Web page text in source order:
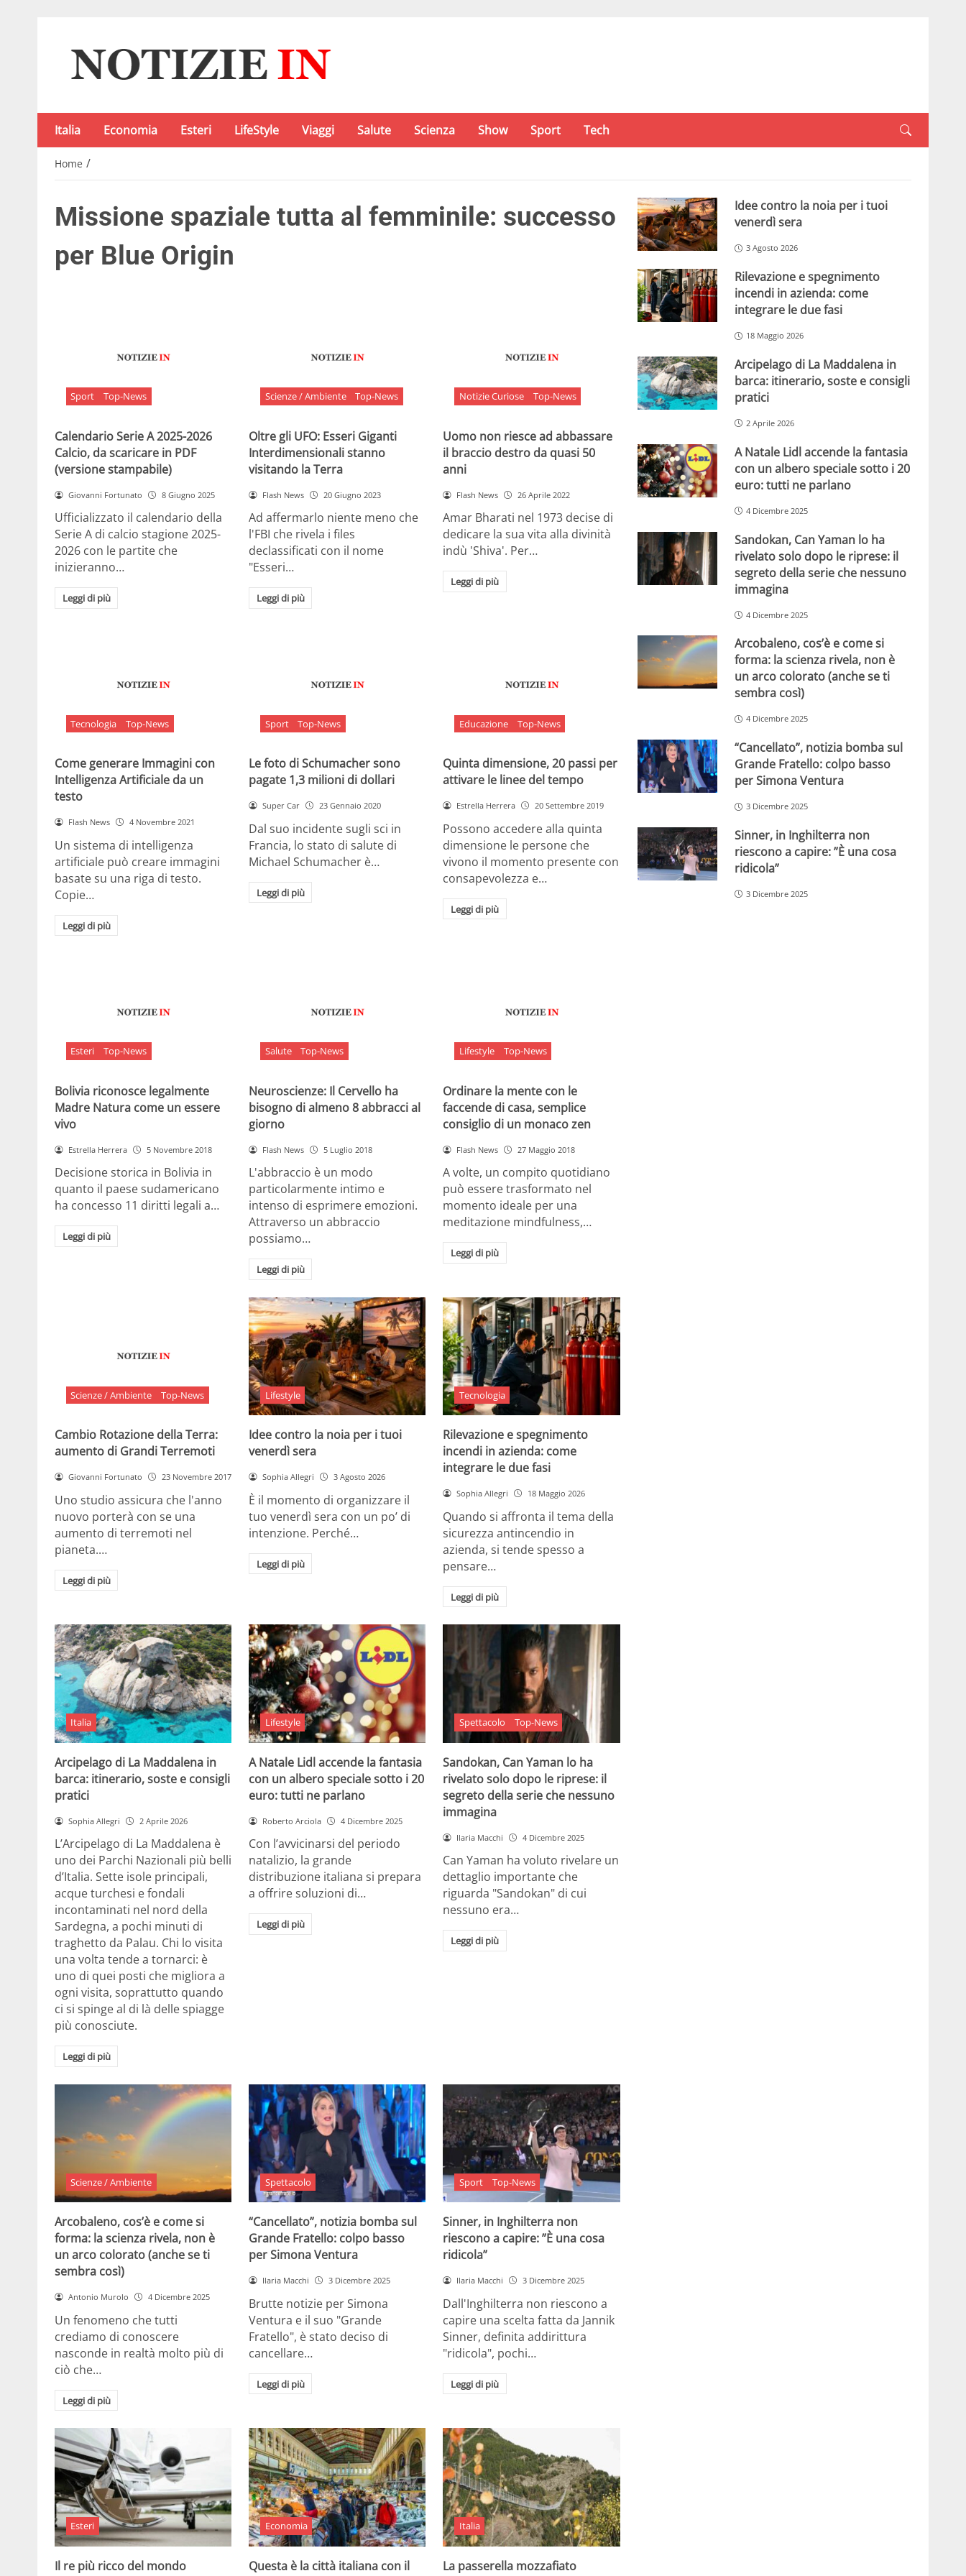
Italia Economia Esteri LifeStyle Viaggi Salute Scienza Show Sport Tech
Home /
Missione spaziale tutta al femminile: successo
per Blue Origin
Sport Top-News
Calendario Serie A 2025-2026
Calcio, da scaricare in PDF
(versione stampabile)
Giovanni Fortunato 8 Giugno 2025
Ufficializzato il calendario della
Serie A di calcio stagione 2025-
2026 con le partite che
inizieranno…
Leggi di più
Scienze / Ambiente Top-News
Oltre gli UFO: Esseri Giganti
Interdimensionali stanno
visitando la Terra
Flash News 20 Giugno 2023
Ad affermarlo niente meno che
l'FBI che rivela i files
declassificati con il nome
"Esseri…
Leggi di più
Notizie Curiose Top-News
Uomo non riesce ad abbassare
il braccio destro da quasi 50
anni
Flash News 26 Aprile 2022
Amar Bharati nel 1973 decise di
dedicare la sua vita alla divinità
indù 'Shiva'. Per…
Leggi di più
Tecnologia Top-News
Come generare Immagini con
Intelligenza Artificiale da un
testo
Flash News 4 Novembre 2021
Un sistema di intelligenza
artificiale può creare immagini
basate su una riga di testo.
Copie…
Leggi di più
Sport Top-News
Le foto di Schumacher sono
pagate 1,3 milioni di dollari
Super Car 23 Gennaio 2020
Dal suo incidente sugli sci in
Francia, lo stato di salute di
Michael Schumacher è…
Leggi di più
Educazione Top-News
Quinta dimensione, 20 passi per
attivare le linee del tempo
Estrella Herrera 20 Settembre 2019
Possono accedere alla quinta
dimensione le persone che
vivono il momento presente con
consapevolezza e…
Leggi di più
Esteri Top-News
Bolivia riconosce legalmente
Madre Natura come un essere
vivo
Estrella Herrera 5 Novembre 2018
Decisione storica in Bolivia in
quanto il paese sudamericano
ha concesso 11 diritti legali a…
Leggi di più
Salute Top-News
Neuroscienze: Il Cervello ha
bisogno di almeno 8 abbracci al
giorno
Flash News 5 Luglio 2018
L'abbraccio è un modo
particolarmente intimo e
intenso di esprimere emozioni.
Attraverso un abbraccio
possiamo…
Leggi di più
Lifestyle Top-News
Ordinare la mente con le
faccende di casa, semplice
consiglio di un monaco zen
Flash News 27 Maggio 2018
A volte, un compito quotidiano
può essere trasformato nel
momento ideale per una
meditazione mindfulness,…
Leggi di più
Scienze / Ambiente Top-News
Cambio Rotazione della Terra:
aumento di Grandi Terremoti
Giovanni Fortunato 23 Novembre 2017
Uno studio assicura che l'anno
nuovo porterà con se una
aumento di terremoti nel
pianeta.…
Leggi di più
Lifestyle
Idee contro la noia per i tuoi
venerdì sera
Sophia Allegri 3 Agosto 2026
È il momento di organizzare il
tuo venerdì sera con un po’ di
intenzione. Perché…
Leggi di più
Tecnologia
Rilevazione e spegnimento
incendi in azienda: come
integrare le due fasi
Sophia Allegri 18 Maggio 2026
Quando si affronta il tema della
sicurezza antincendio in
azienda, si tende spesso a
pensare…
Leggi di più
Italia
Arcipelago di La Maddalena in
barca: itinerario, soste e consigli
pratici
Sophia Allegri 2 Aprile 2026
L’Arcipelago di La Maddalena è
uno dei Parchi Nazionali più belli
d’Italia. Sette isole principali,
acque turchesi e fondali
incontaminati nel nord della
Sardegna, a pochi minuti di
traghetto da Palau. Chi lo visita
una volta tende a tornarci: è
uno di quei posti che migliora a
ogni visita, soprattutto quando
ci si spinge al di là delle spiagge
più conosciute.
Leggi di più
Lifestyle
A Natale Lidl accende la fantasia
con un albero speciale sotto i 20
euro: tutti ne parlano
Roberto Arciola 4 Dicembre 2025
Con l’avvicinarsi del periodo
natalizio, la grande
distribuzione italiana si prepara
a offrire soluzioni di…
Leggi di più
Spettacolo Top-News
Sandokan, Can Yaman lo ha
rivelato solo dopo le riprese: il
segreto della serie che nessuno
immagina
Ilaria Macchi 4 Dicembre 2025
Can Yaman ha voluto rivelare un
dettaglio importante che
riguarda "Sandokan" di cui
nessuno era…
Leggi di più
Scienze / Ambiente
Arcobaleno, cos’è e come si
forma: la scienza rivela, non è
un arco colorato (anche se ti
sembra così)
Antonio Murolo 4 Dicembre 2025
Un fenomeno che tutti
crediamo di conoscere
nasconde in realtà molto più di
ciò che…
Leggi di più
Spettacolo
“Cancellato”, notizia bomba sul
Grande Fratello: colpo basso
per Simona Ventura
Ilaria Macchi 3 Dicembre 2025
Brutte notizie per Simona
Ventura e il suo "Grande
Fratello", è stato deciso di
cancellare…
Leggi di più
Sport Top-News
Sinner, in Inghilterra non
riescono a capire: ”È una cosa
ridicola”
Ilaria Macchi 3 Dicembre 2025
Dall'Inghilterra non riescono a
capire una scelta fatta da Jannik
Sinner, definita addirittura
"ridicola", pochi…
Leggi di più
Esteri
Il re più ricco del mondo
Economia
Questa è la città italiana con il
Italia
La passerella mozzafiato
Idee contro la noia per i tuoi
venerdì sera
3 Agosto 2026
Rilevazione e spegnimento
incendi in azienda: come
integrare le due fasi
18 Maggio 2026
Arcipelago di La Maddalena in
barca: itinerario, soste e consigli
pratici
2 Aprile 2026
A Natale Lidl accende la fantasia
con un albero speciale sotto i 20
euro: tutti ne parlano
4 Dicembre 2025
Sandokan, Can Yaman lo ha
rivelato solo dopo le riprese: il
segreto della serie che nessuno
immagina
4 Dicembre 2025
Arcobaleno, cos’è e come si
forma: la scienza rivela, non è
un arco colorato (anche se ti
sembra così)
4 Dicembre 2025
“Cancellato”, notizia bomba sul
Grande Fratello: colpo basso
per Simona Ventura
3 Dicembre 2025
Sinner, in Inghilterra non
riescono a capire: ”È una cosa
ridicola”
3 Dicembre 2025